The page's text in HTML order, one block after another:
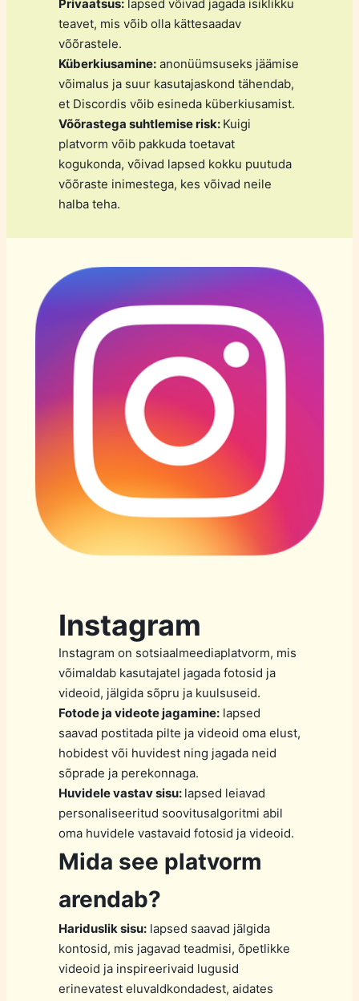
Privaatsus:lapsed võivad jagada isiklikku
teavet, mis võib olla kättesaadav
võõrastele.
Küberkiusamine:anonüümsuseks jäämise
võimalus ja suur kasutajaskond tähendab,
et Discordis võib esineda küberkiusamist.
Võõrastega suhtlemise risk: Kuigi
platvorm võib pakkuda toetavat
kogukonda, võivad lapsed kokku puutuda
võõraste inimestega, kes võivad neile
halba teha.
Instagram
Instagram on sotsiaalmeediaplatvorm, mis
võimaldab kasutajatel jagada fotosid ja
videoid, jälgida sõpru ja kuulsuseid.
Fotode ja videote jagamine:lapsed
saavad postitada pilte ja videoid oma elust,
hobidest või huvidest ning jagada neid
sõprade ja perekonnaga.
Huvidele vastav sisu: lapsed leiavad
personaliseeritud soovitusalgoritmi abil
oma huvidele vastavaid fotosid ja videoid.
Mida see platvorm
arendab?
Hariduslik sisu:lapsed saavad jälgida
kontosid, mis jagavad teadmisi, õpetlikke
videoid ja inspireerivaid lugusid
erinevatest eluvaldkondadest, aidates